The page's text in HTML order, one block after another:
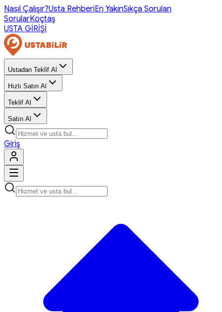
Nasıl Çalışır?Usta RehberiEn YakınSıkça Sorulan
SorularKoçtaş
USTA GİRİŞİ
Ustadan Teklif Al
Hızlı Satın Al
Teklif Al
Satın Al
Giriş